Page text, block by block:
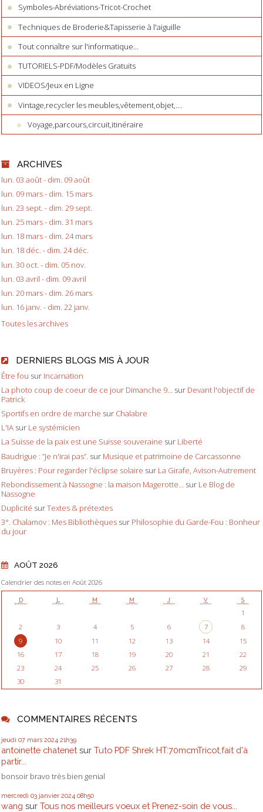
Symboles-Abréviations-Tricot-Crochet
Techniques de Broderie&Tapisserie à l'aiguille
Tout connaître sur l'informatique...
TUTORIELS-PDF/Modèles Gratuits
VIDEOS/Jeux en Ligne
Vintage,recycler les meubles,vêtement,objet,....
Voyage,parcours,circuit,itinéraire
ARCHIVES
lun. 03 août - dim. 09 août
lun. 09 mars - dim. 15 mars
lun. 23 sept. - dim. 29 sept.
lun. 25 mars - dim. 31 mars
lun. 18 mars - dim. 24 mars
lun. 18 déc. - dim. 24 déc.
lun. 30 oct. - dim. 05 nov.
lun. 03 avril - dim. 09 avril
lun. 20 mars - dim. 26 mars
lun. 16 janv. - dim. 22 janv.
Toutes les archives
DERNIERS BLOGS MIS À JOUR
Être fou sur Incarnation
La photo coup de coeur de ce jour Dimanche 9... sur Devant l'objectif de
Patrick
Sportifs en ordre de marche sur Chalabre
L'IA sur Le systémicien
La Suisse de la paix est une Suisse souveraine sur Liberté
Baudrigue : ”Je n'irai pas”. sur Musique et patrimoine de Carcassonne
Bruyères : Pour regarder l'éclipse solaire sur La Girafe, Avison-Autrement
Rebondissement à Nassogne : la maison Magerotte... sur Le Blog de
Nassogne
Duplicité surTextes & prétextes
3°. Chalamov : Mes Bibliothèques sur Philosophie du Garde-Fou : Bonheur
du jour
AOÛT 2026
Calendrier des notes en Août 2026
D L M M J V S
1
2
3 4 5 6 7
8
9
10 11 12 13 14
15
16
17 18 19 20 21
22
23
24 25 26 27 28
29
30
31
COMMENTAIRES RÉCENTS
jeudi 07 mars 2024 21h39
antoinette chatenet sur Tuto PDF Shrek HT:70mcmTricot,fait d'à
partir...
bonsoir bravo très bien genial
mercredi 03 janvier 2024 08h50
wang sur Tous nos meilleurs voeux et Prenez-soin de vous...